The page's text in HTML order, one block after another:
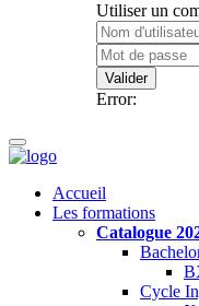
Utiliser un
Valider
Error:
Accueil
Les formations
Catalogue
Cycle